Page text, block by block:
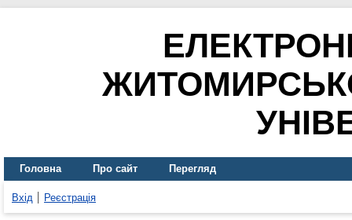
Головна Про сайт Перегляд
Вхід Реєстрація